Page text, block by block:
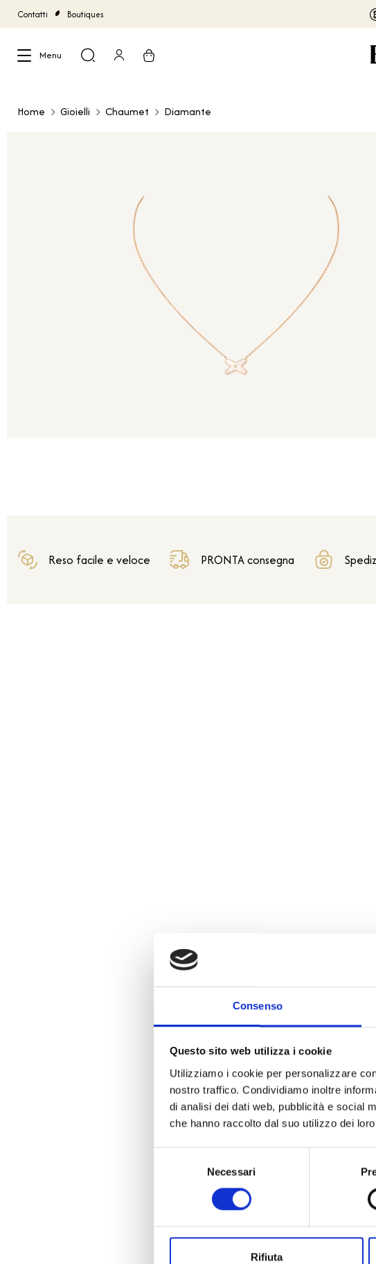
Consenso
Questo sito web utilizza i cookie
Utilizziamo i cookie per personalizzare
nostro traffico. Condividiamo inoltre
di analisi dei dati web, pubblicità e social
che hanno raccolto dal suo utilizzo dei
Necessari
Rifiuta
Contatti Boutiques
Menu
Home Gioielli Chaumet Diamante
Reso facile e veloce PRONTA consegna